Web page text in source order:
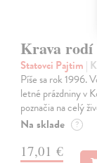
Krava rodí
Statovci Pajtim |
Píše sa rok 1996.
letné prázdniny v
poznačia na celý
Na sklade ?
17,01 €